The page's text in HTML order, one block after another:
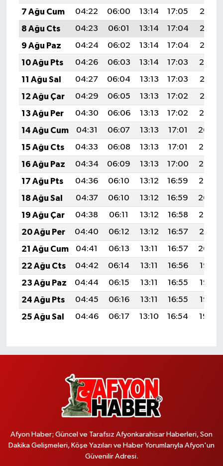
7 Ağu Cum
04:22 06:00 13:14 17:05
20:18
8 Ağu Cts
04:23 06:01 13:14 17:04
20:17
9 Ağu Paz
04:24 06:02 13:14 17:04
20:16
10 Ağu Pts
04:26 06:03 13:14 17:03
20:14
11 Ağu Sal
04:27 06:04 13:13 17:03
20:13
12 Ağu Çar
04:29 06:05 13:13 17:02
20:12
13 Ağu Per
04:30 06:06 13:13 17:02
20:10
14 Ağu Cum
04:31 06:07 13:13 17:01
20:09
15 Ağu Cts
04:33 06:08 13:13 17:01
20:08
16 Ağu Paz
04:34 06:09 13:13 17:00
20:07
17 Ağu Pts
04:36 06:10 13:12 16:59
20:05
18 Ağu Sal
04:37 06:10 13:12 16:59
20:04
19 Ağu Çar
04:38 06:11 13:12 16:58
20:02
20 Ağu Per
04:40 06:12 13:12 16:57
20:01
21 Ağu Cum
04:41 06:13 13:11 16:57
20:00
22 Ağu Cts
04:42 06:14 13:11 16:56
19:58
23 Ağu Paz
04:44 06:15 13:11 16:55
19:57
24 Ağu Pts
04:45 06:16 13:11 16:55
19:55
25 Ağu Sal
04:46 06:17 13:10 16:54 19:54
Afyon Haber; Güncel ve Tarafsız Afyonkarahisar Haberleri, Son
Dakika Gelişmeleri, Köşe Yazıları ve Haber Yorumlarıyla Afyon'un
Güvenilir Adresi.